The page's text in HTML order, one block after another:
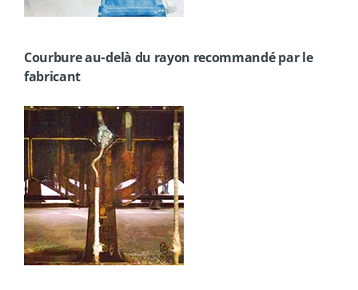
Courbure au-delà du rayon recommandé par le
fabricant